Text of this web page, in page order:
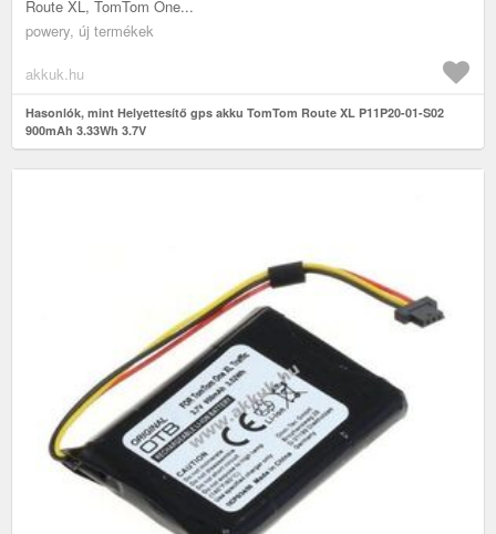
Route XL, TomTom One...
powery, új termékek
akkuk.hu
Hasonlók, mint Helyettesítő gps akku TomTom Route XL P11P20-01-S02
900mAh 3.33Wh 3.7V